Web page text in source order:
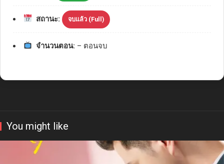
สถานะ: จบแล้ว (Full)
จำนวนตอน: – ตอนจบ
You might like